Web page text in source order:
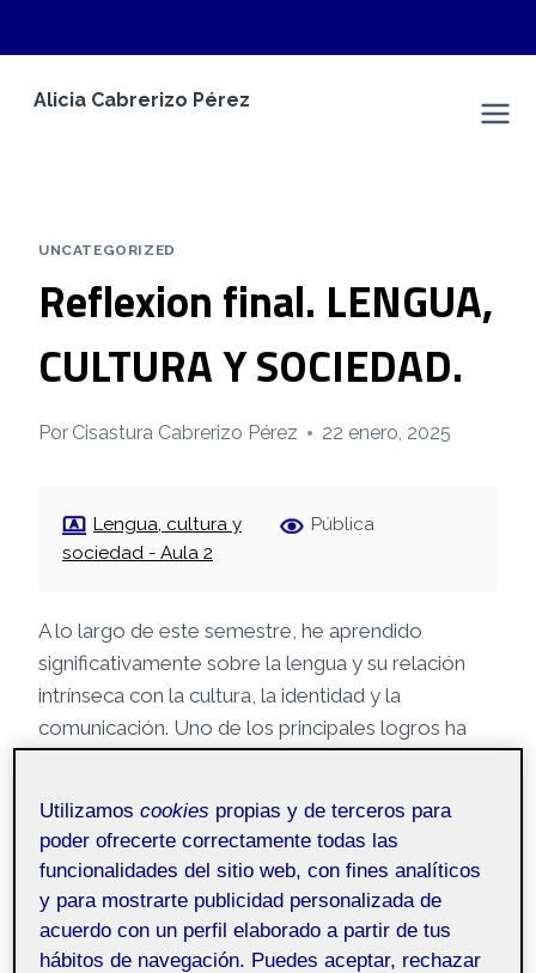
Alicia Cabrerizo Pérez
UNCATEGORIZED
Reflexion final. LENGUA,
CULTURA Y SOCIEDAD.
Por Cisastura Cabrerizo Pérez 22 enero, 2025
Lengua, cultura y
sociedad - Aula 2
Pública
A lo largo de este semestre, he aprendido
significativamente sobre la lengua y su relación
intrínseca con la cultura, la identidad y la
comunicación. Uno de los principales logros ha
también un vehículo que moldea nuestra
cosmovisión y nuestras identidades individuales y
colectivas. Las actividades realizadas han sido
clave y, en particular, me han permitido desarrollar
habilidades críticas y argumentativas que
Utilizamoscookies propias y de terceros para
poder ofrecerte correctamente todas las
funcionalidades del sitio web, con fines analíticos
y para mostrarte publicidad personalizada de
acuerdo con un perfil elaborado a partir de tus
hábitos de navegación. Puedes aceptar, rechazar